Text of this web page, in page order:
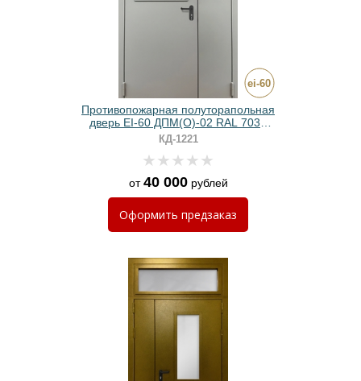
Противопожарная полуторапольная
дверь EI-60 ДПМ(О)-02 RAL 7035
серая с прямоугольным стеклом
КД-1221
от40 000рублей
Оформить предзаказ